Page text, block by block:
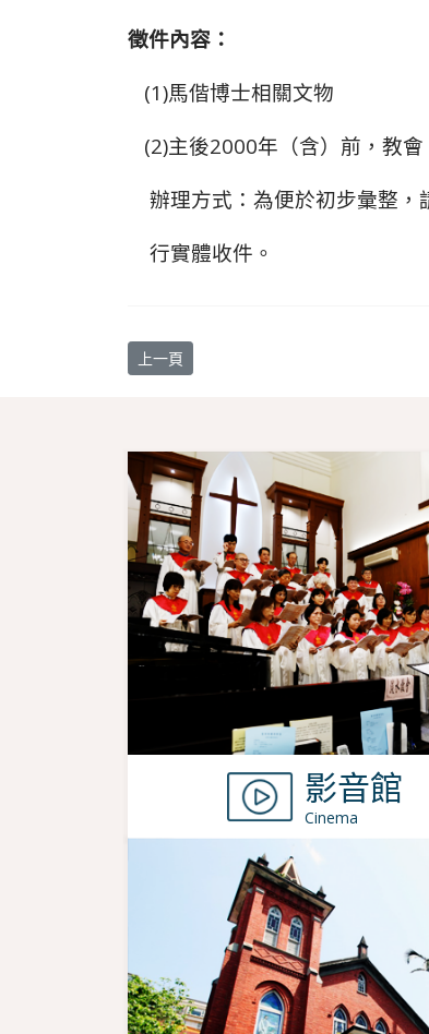
徵件內容：
(1)馬偕博士相關文物
(2)主後2000年（含）前，教
辦理方式：為便於初步彙整，
行實體收件。
上一篇文章: 牧養培訓部辦理春季旅遊暨團
上一頁
影音館
Cinema